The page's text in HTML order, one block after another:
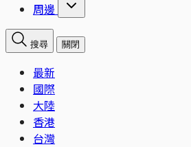
周邊
搜尋 關閉
最新
國際
大陸
香港
台灣